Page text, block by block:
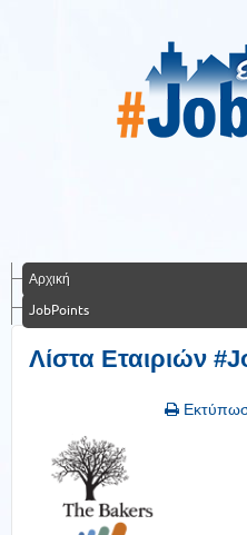
Αρχική
JobPoints
Λίστα Εταιριών